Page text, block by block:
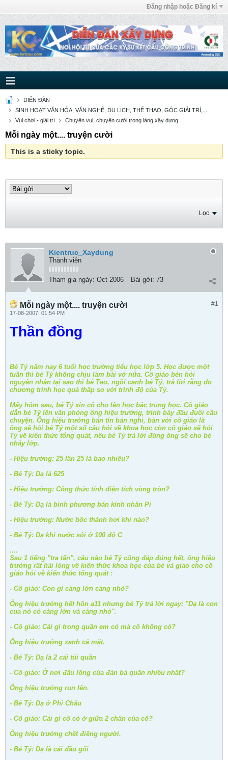
Đăng nhập hoặc Đăng kí
DIỄN ĐÀN
SINH HOẠT VĂN HÓA, VĂN NGHỆ, DU LỊCH, THỂ THAO, GÓC GIẢI TRÍ,...
Vui chơi - giải trí
Chuyện vui, chuyện cười trong làng xây dựng
Mỗi ngày một.... truyện cười
This is a sticky topic.
Lọc
Kientruc_Xaydung
Thành viên
Tham gia ngày: Oct 2006 Bài gởi: 73
#1
Mỗi ngày một.... truyện cười
17-08-2007, 01:54 PM
Thần đồng
Bé Tý năm nay 6 tuổi học trường tiểu học lớp 5. Học được một
tuần thì bé Tý không chịu làm bài vở nữa. Cô giáo bèn hỏi
nguyên nhân tại sao thì bé Teo, ngồi cạnh bé Tý, trả lời rằng do
chương trình học quá thấp so với trình độ của Tý.
Mấy hôm sau, bé Tý xin cô cho lên học bậc trung học. Cô giáo
dẫn bé Tý lên văn phòng ông hiệu trưởng, trình bày đầu đuôi câu
chuyện. Ông hiệu trưởng bán tín bán nghi, bàn với cô giáo là
ông sẽ hỏi bé Tý một số câu hỏi về khoa học còn cô giáo sẽ hỏi
Tý về kiến thức tổng quát, nếu bé Tý trả lời đúng ông sẽ cho bé
nhảy lớp.
- Hiệu trưởng: 25 lần 25 là bao nhiêu?
- Bé Tý: Dạ là 625
- Hiệu trưởng: Công thức tính diện tích vòng tròn?
- Bé Tý: Dạ là bình phương bán kính nhân Pi
- Hiệu trưởng: Nước bốc thành hơi khi nào?
- Bé Tý: Dạ khi nước sôi ở 100 độ C
....
Sau 1 tiếng "tra tấn", câu nào bé Tý cũng đáp đúng hết, ông hiệu
trưởng rất hài lòng về kiến thức khoa học của bé và giao cho cô
giáo hỏi về kiến thức tổng quát :
- Cô giáo: Con gì càng lớn càng nhỏ?
Ông hiệu trưởng hết hồn a11 nhưng bé Tý trả lời ngay: "Dạ là con
cua nó có càng lớn và càng nhỏ".
- Cô giáo: Cái gì trong quần em có mà cô không có?
Ông hiệu trưởng xanh cả mặt.
- Bé Tý: Dạ là 2 cái túi quần
- Cô giáo: Ở nơi đâu lông của đàn bà quăn nhiều nhất?
Ông hiệu trưởng run lên.
- Bé Tý: Dạ ở Phi Châu
- Cô giáo: Cái gì cô có ở giữa 2 chân của cô?
Ông hiệu trưởng chết điếng người.
- Bé Tý: Dạ là cái đầu gối